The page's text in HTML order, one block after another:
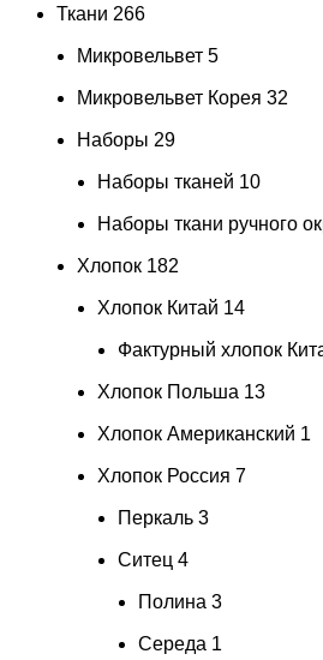
Ткани 266
Микровельвет 5
Микровельвет Корея 32
Наборы 29
Наборы тканей 10
Наборы ткани ручного
Хлопок 182
Хлопок Китай 14
Фактурный хлопок
Хлопок Польша 13
Хлопок Американский 1
Хлопок Россия 7
Перкаль 3
Ситец 4
Полина 3
Середа 1